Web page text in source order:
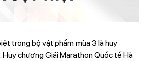
trong bộ vật phẩm mùa 3 là huy
chương Giải Marathon Quốc tế Hà